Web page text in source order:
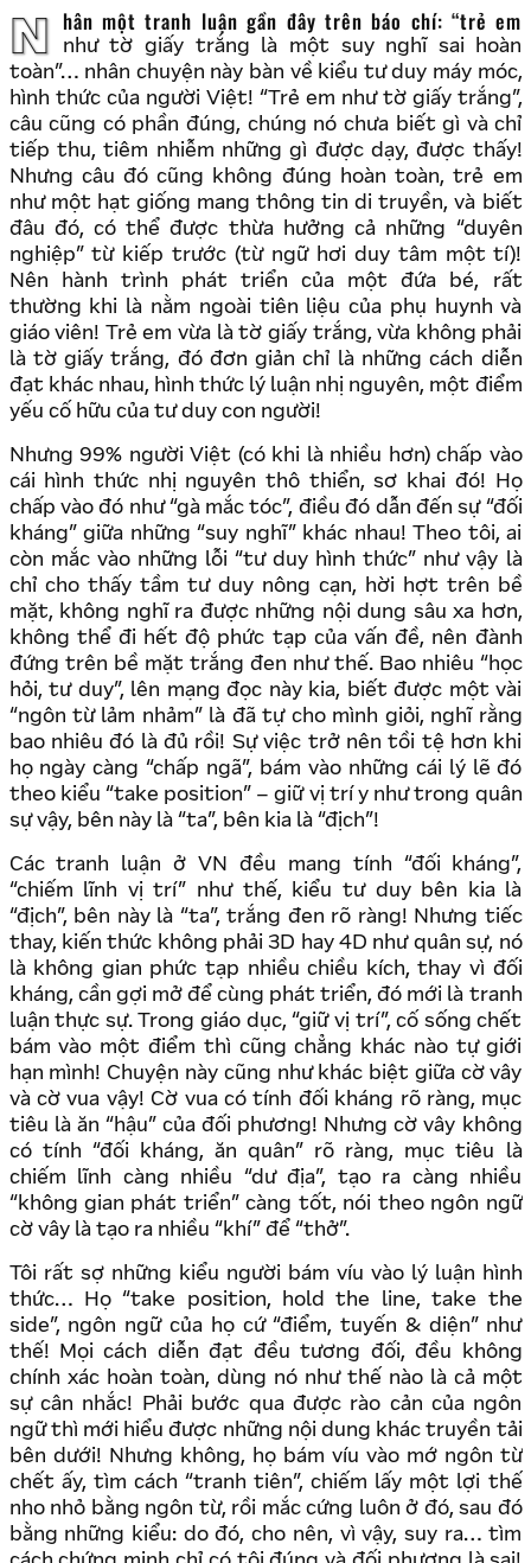
Nhân một tranh luận gần đây trên báo chí: “trẻ em
như tờ giấy trắng là một suy nghĩ sai hoàn
toàn”… nhân chuyện này bàn về kiểu tư duy máy móc,
hình thức của người Việt! “Trẻ em như tờ giấy trắng”,
câu cũng có phần đúng, chúng nó chưa biết gì và chỉ
tiếp thu, tiêm nhiễm những gì được dạy, được thấy!
Nhưng câu đó cũng không đúng hoàn toàn, trẻ em
như một hạt giống mang thông tin di truyền, và biết
đâu đó, có thể được thừa hưởng cả những “duyên
nghiệp” từ kiếp trước (từ ngữ hơi duy tâm một tí)!
Nên hành trình phát triển của một đứa bé, rất
thường khi là nằm ngoài tiên liệu của phụ huynh và
giáo viên! Trẻ em vừa là tờ giấy trắng, vừa không phải
là tờ giấy trắng, đó đơn giản chỉ là những cách diễn
đạt khác nhau, hình thức lý luận nhị nguyên, một điểm
yếu cố hữu của tư duy con người!
Nhưng 99% người Việt (có khi là nhiều hơn) chấp vào
cái hình thức nhị nguyên thô thiển, sơ khai đó! Họ
chấp vào đó như “gà mắc tóc”, điều đó dẫn đến sự “đối
kháng” giữa những “suy nghĩ” khác nhau! Theo tôi, ai
còn mắc vào những lỗi “tư duy hình thức” như vậy là
chỉ cho thấy tầm tư duy nông cạn, hời hợt trên bề
mặt, không nghĩ ra được những nội dung sâu xa hơn,
không thể đi hết độ phức tạp của vấn đề, nên đành
đứng trên bề mặt trắng đen như thế. Bao nhiêu “học
hỏi, tư duy”, lên mạng đọc này kia, biết được một vài
“ngôn từ lảm nhảm” là đã tự cho mình giỏi, nghĩ rằng
bao nhiêu đó là đủ rồi! Sự việc trở nên tồi tệ hơn khi
họ ngày càng “chấp ngã”, bám vào những cái lý lẽ đó
theo kiểu “take position” – giữ vị trí y như trong quân
sự vậy, bên này là “ta”, bên kia là “địch”!
Các tranh luận ở VN đều mang tính “đối kháng”,
“chiếm lĩnh vị trí” như thế, kiểu tư duy bên kia là
“địch”, bên này là “ta”, trắng đen rõ ràng! Nhưng tiếc
thay, kiến thức không phải 3D hay 4D như quân sự, nó
là không gian phức tạp nhiều chiều kích, thay vì đối
kháng, cần gợi mở để cùng phát triển, đó mới là tranh
luận thực sự. Trong giáo dục, “giữ vị trí”, cố sống chết
bám vào một điểm thì cũng chẳng khác nào tự giới
hạn mình! Chuyện này cũng như khác biệt giữa cờ vây
và cờ vua vậy! Cờ vua có tính đối kháng rõ ràng, mục
tiêu là ăn “hậu” của đối phương! Nhưng cờ vây không
có tính “đối kháng, ăn quân” rõ ràng, mục tiêu là
chiếm lĩnh càng nhiều “dư địa”, tạo ra càng nhiều
“không gian phát triển” càng tốt, nói theo ngôn ngữ
cờ vây là tạo ra nhiều “khí” để “thở”.
Tôi rất sợ những kiểu người bám víu vào lý luận hình
thức… Họ “take position, hold the line, take the
side”, ngôn ngữ của họ cứ “điểm, tuyến & diện” như
thế! Mọi cách diễn đạt đều tương đối, đều không
chính xác hoàn toàn, dùng nó như thế nào là cả một
sự cân nhắc! Phải bước qua được rào cản của ngôn
ngữ thì mới hiểu được những nội dung khác truyền tải
bên dưới! Nhưng không, họ bám víu vào mớ ngôn từ
chết ấy, tìm cách “tranh tiên”, chiếm lấy một lợi thế
nho nhỏ bằng ngôn từ, rồi mắc cứng luôn ở đó, sau đó
bằng những kiểu: do đó, cho nên, vì vậy, suy ra… tìm